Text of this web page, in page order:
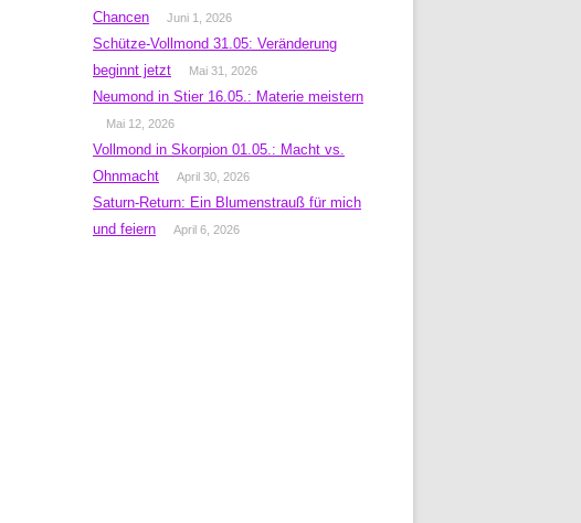
Chancen
Juni 1, 2026
Schütze-Vollmond 31.05: Veränderung
beginnt jetzt
Mai 31, 2026
Neumond in Stier 16.05.: Materie meistern
Mai 12, 2026
Vollmond in Skorpion 01.05.: Macht vs.
Ohnmacht
April 30, 2026
Saturn-Return: Ein Blumenstrauß für mich
und feiern
April 6, 2026